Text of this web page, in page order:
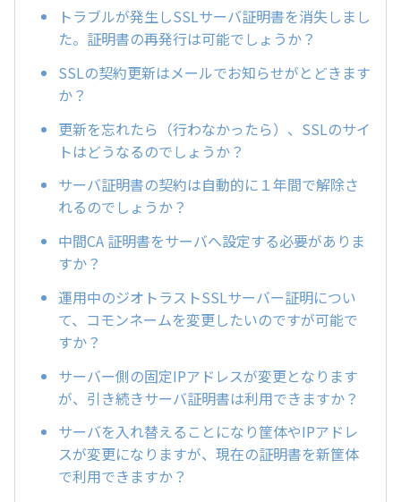
トラブルが発生しSSLサーバ証明書を消失しまし
た。証明書の再発行は可能でしょうか？
SSLの契約更新はメールでお知らせがとどきます
か？
更新を忘れたら（行わなかったら）、SSLのサイ
トはどうなるのでしょうか？
サーバ証明書の契約は自動的に１年間で解除さ
れるのでしょうか？
中間CA 証明書をサーバへ設定する必要がありま
すか？
運用中のジオトラストSSLサーバー証明につい
て、コモンネームを変更したいのですが可能で
すか？
サーバー側の固定IPアドレスが変更となります
が、引き続きサーバ証明書は利用できますか？
サーバを入れ替えることになり筐体やIPアドレ
スが変更になりますが、現在の証明書を新筐体
で利用できますか？